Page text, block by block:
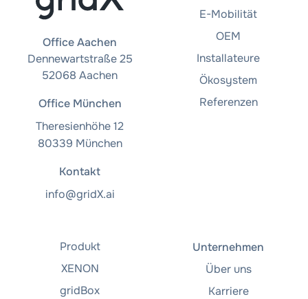
Office Aachen
Dennewartstraße 25
52068 Aachen
Office München
Theresienhöhe 12
80339 München
Kontakt
info@gridX.ai
E-Mobilität
OEM
Installateure
Ökosystem
Referenzen
Produkt
XENON
gridBox
Unternehmen
Über uns
Karriere